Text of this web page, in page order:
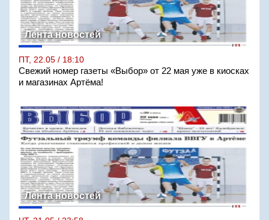
Лента новостей
ПТ, 22.05 / 18:10
Свежий номер газеты «Выбор» от 22 мая уже в киосках
и магазинах Артёма!
Лента новостей